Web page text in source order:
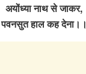
अयोंध्या नाथ से जाकर,
पवनसुत हाल कह देना।।